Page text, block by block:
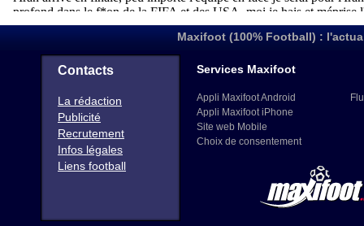
Maxifoot (100% Football) :
Contacts
La rédaction
Publicité
Recrutement
Infos légales
Liens football
Services Maxifoot
Appli Maxifoot Android
Appli Maxifoot iPhone
Site web Mobile
Choix de consentement